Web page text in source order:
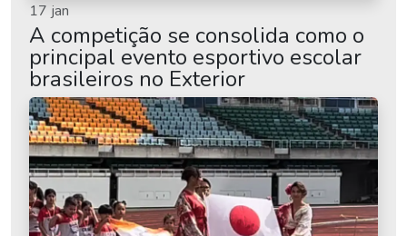
17 jan
A competição se consolida como o
principal evento esportivo escolar
brasileiros no Exterior